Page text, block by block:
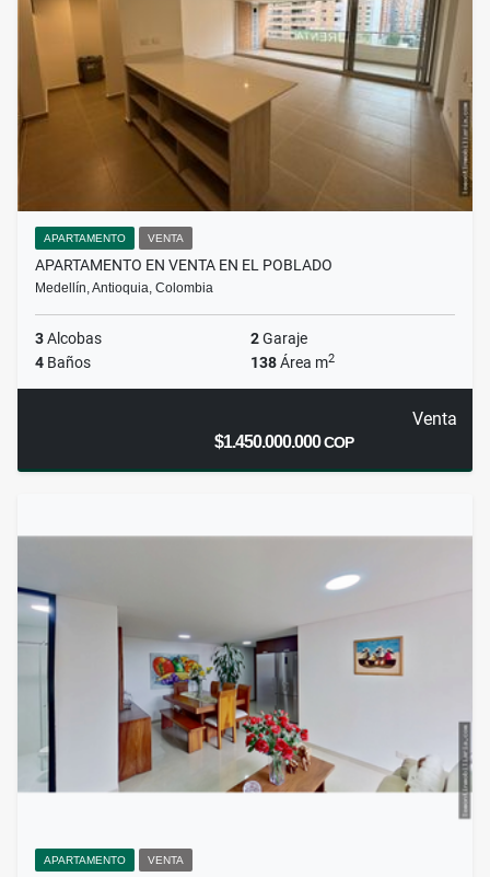
APARTAMENTO VENTA
APARTAMENTO EN VENTA EN EL POBLADO
Medellín, Antioquia, Colombia
3Alcobas 2Garaje
4 Baños 138Área m2
Venta
$1.450.000.000COP
APARTAMENTO VENTA